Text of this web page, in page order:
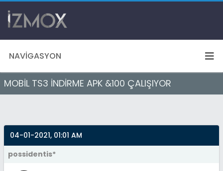
NAVIGASYON
MOBİL TS3 İNDİRME APK &100 ÇALIŞIYOR
04-01-2021, 01:01 AM
possidentis*